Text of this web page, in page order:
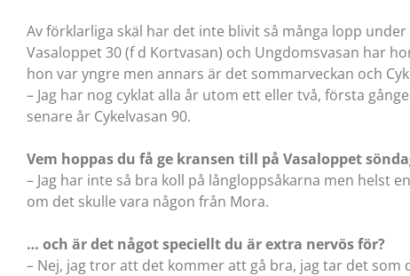
Av förklarliga skäl har det inte blivit så många lopp
Vasaloppet 30 (f d Kortvasan) och Ungdomsvasan har
hon var yngre men annars är det sommarveckan och
– Jag har nog cyklat alla år utom ett eller två, första
senare år Cykelvasan 90.
Vem hoppas du få ge kransen till på Vasaloppet
– Jag har inte så bra koll på långloppsåkarna men helst
om det skulle vara någon från Mora.
… och är det något speciellt du är extra nervös för?
– Nej, jag tror att det kommer att gå bra, jag tar det som